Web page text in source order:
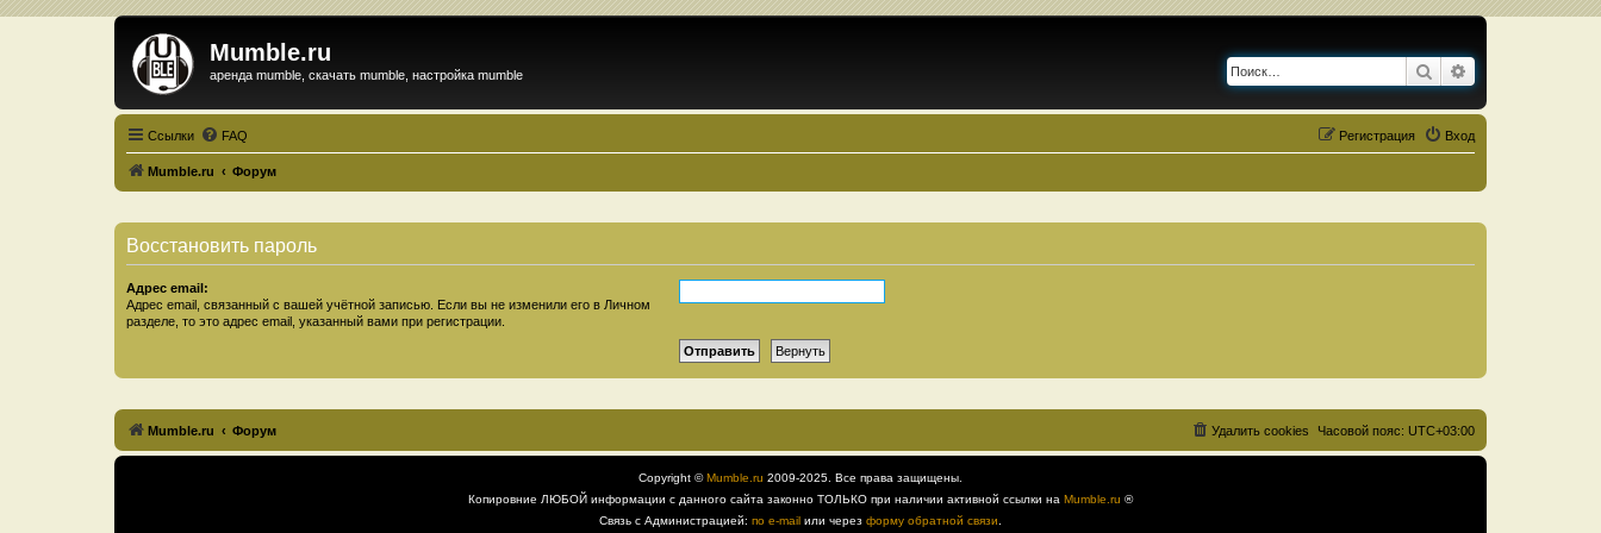
Mumble.ru
аренда mumble, скачать mumble, настройка mumble Поиск
Ссылки FAQ Вход
Регистрация
Mumble.ru Форум
Восстановить пароль
Адрес email:
Адрес email, связанный с вашей учётной записью. Если вы не изменили его в Личном
разделе, то это адрес email, указанный вами при регистрации.
Mumble.ru Форум Часовой пояс: UTC+03:00
Удалить cookies
Copyright ©Mumble.ru 2009-2025. Все права защищены.
Копировние ЛЮБОЙ информации с данного сайта законно ТОЛЬКО при наличии активной ссылки на Mumble.ru ®
Связь с Администрацией: по e-mail или через форму обратной связи